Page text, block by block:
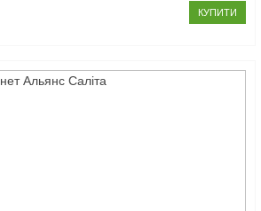
КУПИТИ